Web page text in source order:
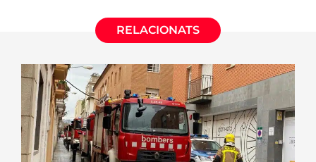
RELACIONATS